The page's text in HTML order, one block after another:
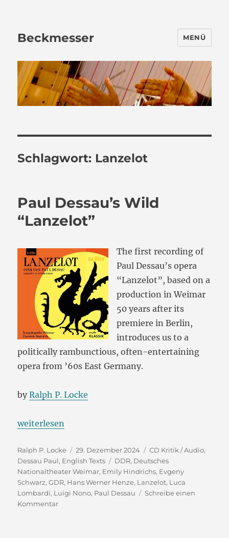
Beckmesser MENÜ
Schlagwort: Lanzelot
Paul Dessau’s Wild
“Lanzelot”
The first recording of
Paul Dessau’s opera
“Lanzelot”, based on a
production in Weimar
50 years after its
premiere in Berlin,
introduces us to a
politically rambunctious, often-entertaining
opera from ’60s East Germany.
byRalph P. Locke
„Paul Dessau’s Wild “Lanzelot”“
weiterlesen
Autor
Ralph P. Locke
Veröffentlicht
am
29. Dezember 2024 Kategorien
CD Kritik / Audio,
Dessau Paul, English Texts Schlagwörter
DDR, Deutsches
Nationaltheater Weimar, Emily Hindrichs, Evgeny
Schwarz,GDR, Hans Werner Henze, Lanzelot, Luca
Lombardi, Luigi Nono, Paul Dessau
Schreibe einen
Kommentarzu